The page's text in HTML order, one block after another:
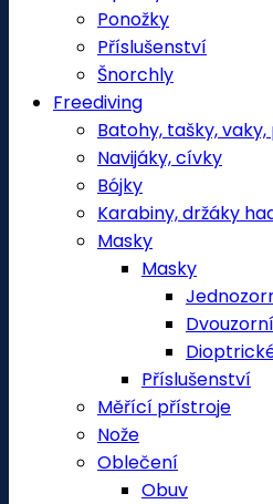
Ponožky
Příslušenství
Šnorchly
Freediving
Batohy, tašky,
Navijáky, cívky
Bójky
Karabiny, držáky
Masky
Masky
Příslušenství
Měřící přístroje
Nože
Oblečení
Obuv